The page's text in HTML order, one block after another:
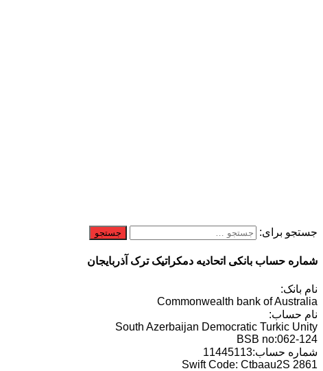
جستجو برای:
شماره حساب بانکی اتحادیه دمکراتیک ترک آذربایجان
نام بانک:
Commonwealth bank of Australia
نام حساب:
South Azerbaijan Democratic Turkic Unity
BSB no:062-124
شماره حساب:11445113
Swift Code: Ctbaau2S 2861